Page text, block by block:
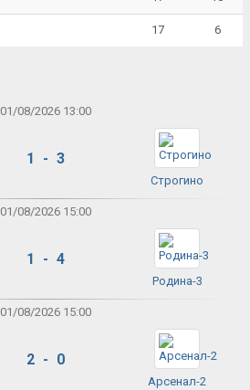
17 6
01/08/2026 13:00
1 - 3
Строгино
01/08/2026 15:00
1 - 4
Родина-3
01/08/2026 15:00
2 - 0
Арсенал-2